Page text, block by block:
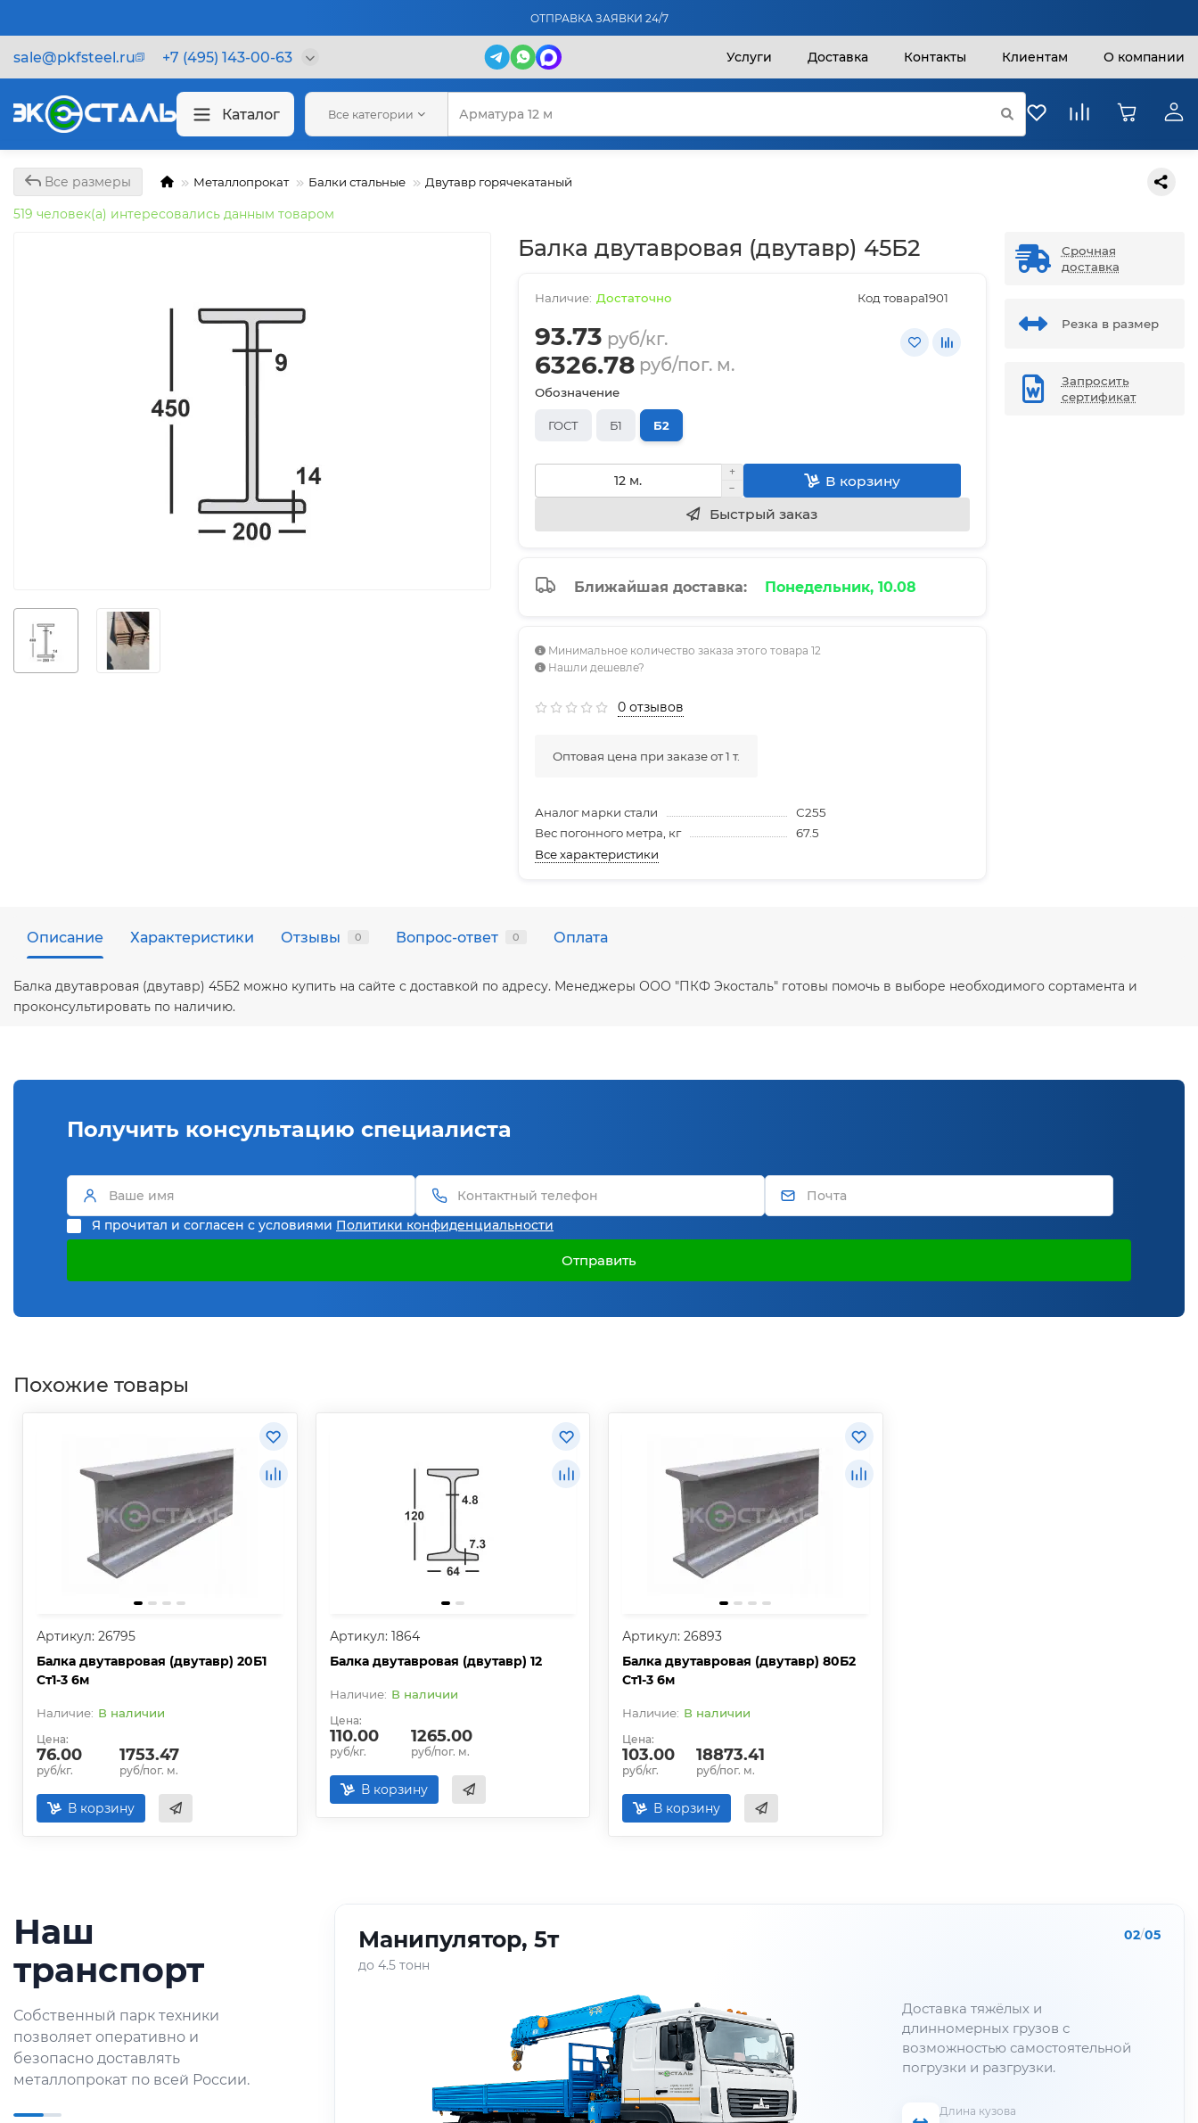
ОТПРАВКА ЗАЯВКИ 24/7
sale@pkfsteel.ru +7 (495) 143-00-63 Услуги Доставка Контакты Клиентам О компании
Каталог Все категории
Все размеры Металлопрокат Балки стальные Двутавр горячекатаный
519 человек(а) интересовались данным товаром
Балка двутавровая (двутавр) 45Б2
Достаточно Код товара:1901
93.73 руб/кг.
6326.78 руб/пог. м.
Обозначение
ГОСТ Б1 Б2
В корзину
Быстрый заказ
Ближайшая доставка: Понедельник, 10.08
Минимальное количество заказа этого товара 12
Нашли дешевле?
0 отзывов
Оптовая цена при заказе от 1 т.
Аналог марки стали
С255
Вес погонного метра, кг
67.5
Все характеристики
Срочная
доставка
Резка в размер
Запросить
сертификат
Описание Характеристики Отзывы 0 Вопрос-ответ 0 Оплата
Балка двутавровая (двутавр) 45Б2 можно купить на сайте с доставкой по адресу. Менеджеры ООО "ПКФ Экосталь" готовы помочь в выборе необходимого сортамента и
проконсультировать по наличию.
Получить консультацию специалиста
Я прочитал и согласен с условиями Политики конфиденциальности
Отправить
Похожие товары
Артикул: 26795
Балка двутавровая (двутавр) 20Б1
Ст1-3 6м
В наличии
Цена:
76.00
руб/кг.
1753.47
руб/пог. м.
В корзину
Артикул: 1864
Балка двутавровая (двутавр) 12
В наличии
Цена:
110.00
руб/кг.
1265.00
руб/пог. м.
В корзину
Артикул: 26893
Балка двутавровая (двутавр) 80Б2
Ст1-3 6м
В наличии
Цена:
103.00
руб/кг.
18873.41
руб/пог. м.
В корзину
Наш
транспорт
Собственный парк техники
позволяет оперативно и
безопасно доставлять
металлопрокат по всей России.
Оперативная доставка
небольших партий
металлопроката по городу и
области.
Манипулятор, 5т
до 4.5 тонн
02/05
Доставка тяжёлых и
длинномерных грузов с
возможностью самостоятельной
погрузки и разгрузки.
Длина кузова